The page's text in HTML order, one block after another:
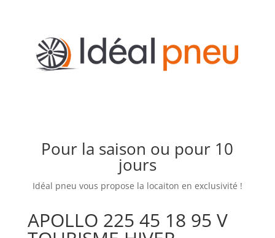
Pour la saison ou pour 10
jours
Idéal pneu vous propose la locaiton en exclusivité !
APOLLO 225 45 18 95 V